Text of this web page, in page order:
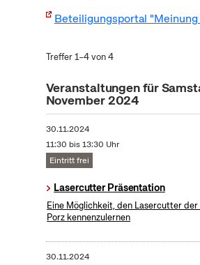
Beteiligungsportal "Meinung
Treffer 1–4 von 4
Veranstaltungen für
November 2024
30.11.2024
11:30 bis 13:30 Uhr
Eintritt frei
Lasercutter Präsentation
Eine Möglichkeit, den Lasercutter
Porz kennenzulernen
30.11.2024